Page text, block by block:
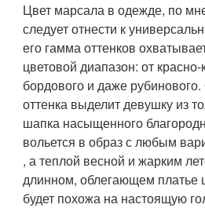
Цвет марсала в одежде, по
следует отнести к
его гамма оттенков
цветовой диапазон: от
бордового и даже
оттенка выделит девушку из
шапка насыщенного
вольется в образ с любым
, а теплой весной и жарким
длинном, облегающем платье
будет похожа на настоящую